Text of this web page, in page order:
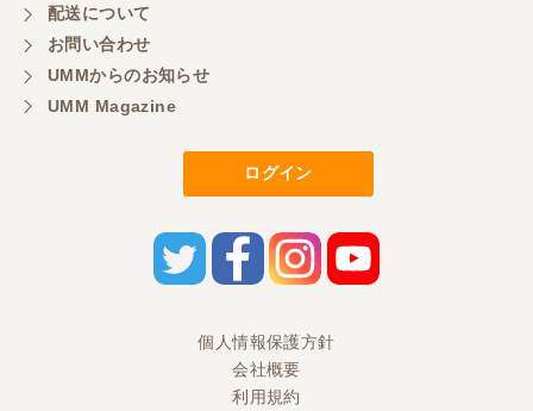
ありがとうございます
岐阜県／横倉林
ありがとうございます
岐阜県／横倉林
ありがとうございます
配送について
お問い合わせ
UMMからのお知らせ
UMM Magazine
ログイン
個人情報保護方針
会社概要
利用規約